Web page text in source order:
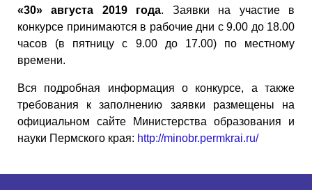
«30» августа 2019 года. Заявки на участие в
конкурсе принимаются в рабочие дни с 9.00 до 18.00
часов (в пятницу с 9.00 до 17.00) по местному
времени.
Вся подробная информация о конкурсе, а также
требования к заполнению заявки размещены на
официальном сайте Министерства образования и
науки Пермского края: http://minobr.permkrai.ru/